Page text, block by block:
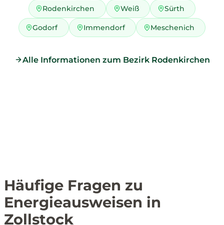
Rodenkirchen Weiß Sürth
Godorf Immendorf Meschenich
Alle Informationen zum Bezirk Rodenkirchen
Häufige Fragen zu
Energieausweisen in
Zollstock